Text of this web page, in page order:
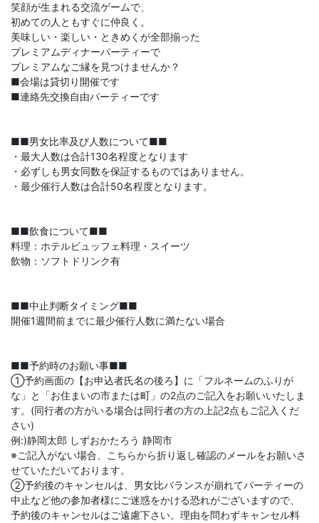
笑顔が生まれる交流ゲームで、
初めての人ともすぐに仲良く。
美味しい・楽しい・ときめくが全部揃った
プレミアムディナーパーティーで
プレミアムなご縁を見つけませんか？
■会場は貸切り開催です
■連絡先交換自由パーティーです
■■男女比率及び人数について■■
・最大人数は合計130名程度となります
・必ずしも男女同数を保証するものではありません。
・最少催行人数は合計50名程度となります。
■■飲食について■■
料理：ホテルビュッフェ料理・スイーツ
飲物：ソフトドリンク有
■■中止判断タイミング■■
開催1週間前までに最少催行人数に満たない場合
■■予約時のお願い事■■
①予約画面の【お申込者氏名の後ろ】に「フルネームのふりが
な」と「お住まいの市または町」の2点のご記入をお願いいたしま
す。(同行者の方がいる場合は同行者の方の上記2点もご記入くだ
さい)
例:)静岡太郎 しずおかたろう 静岡市
※ご記入がない場合、こちらから折り返し確認のメールをお願いさ
せていただいております。
②予約後のキャンセルは、男女比バランスが崩れてパーティーの
中止など他の参加者様にご迷惑をかける恐れがございますので、
予約後のキャンセルはご遠慮下さい。理由を問わずキャンセル料